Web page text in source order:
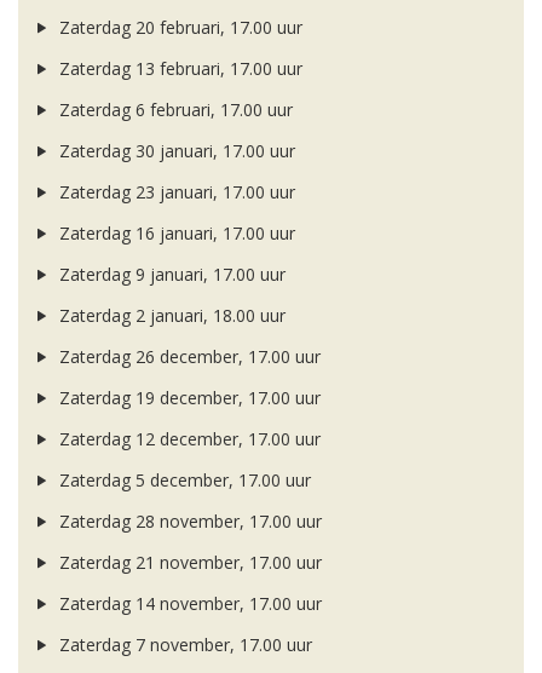
Zaterdag 20 februari, 17.00 uur
Zaterdag 13 februari, 17.00 uur
Zaterdag 6 februari, 17.00 uur
Zaterdag 30 januari, 17.00 uur
Zaterdag 23 januari, 17.00 uur
Zaterdag 16 januari, 17.00 uur
Zaterdag 9 januari, 17.00 uur
Zaterdag 2 januari, 18.00 uur
Zaterdag 26 december, 17.00 uur
Zaterdag 19 december, 17.00 uur
Zaterdag 12 december, 17.00 uur
Zaterdag 5 december, 17.00 uur
Zaterdag 28 november, 17.00 uur
Zaterdag 21 november, 17.00 uur
Zaterdag 14 november, 17.00 uur
Zaterdag 7 november, 17.00 uur